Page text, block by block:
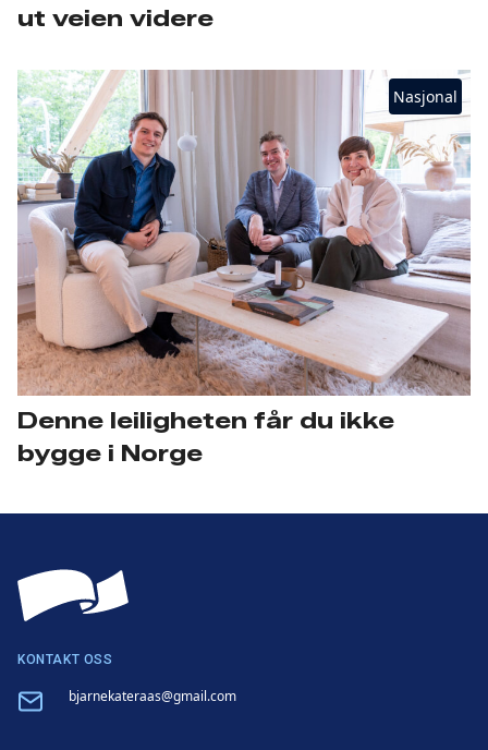
ut veien videre
Nasjonal
Denne leiligheten får du ikke
bygge i Norge
KONTAKT OSS
Email bjarnekateraas@gmail.com